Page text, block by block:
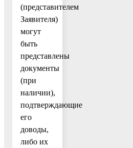
(представителем
Заявителя)
могут
быть
представлены
документы
(при
наличии),
подтверждающие
его
доводы,
либо их